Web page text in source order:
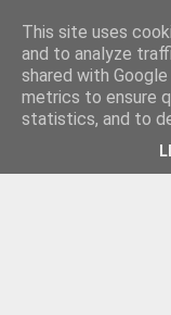
This site uses
and to analyze
shared with
metrics to ensure
statistics, and to